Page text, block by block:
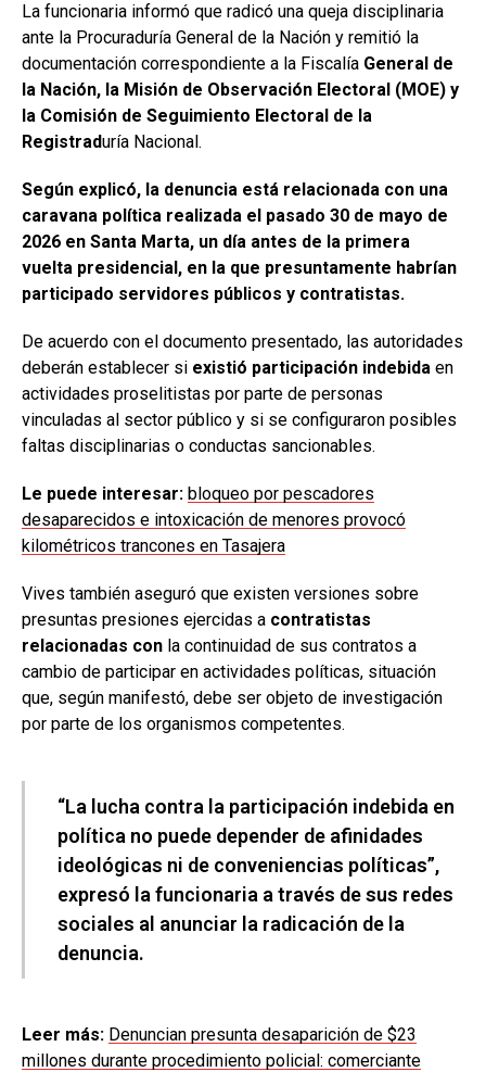
La funcionaria informó que radicó una queja disciplinaria
ante la Procuraduría General de la Nación y remitió la
documentación correspondiente a la Fiscalía General de
la Nación, la Misión de Observación Electoral (MOE) y
la Comisión de Seguimiento Electoral de la
Registraduría Nacional.
Según explicó, la denuncia está relacionada con una
caravana política realizada el pasado 30 de mayo de
2026 en Santa Marta, un día antes de la primera
vuelta presidencial, en la que presuntamente habrían
participado servidores públicos y contratistas.
De acuerdo con el documento presentado, las autoridades
deberán establecer si existió participación indebida en
actividades proselitistas por parte de personas
vinculadas al sector público y si se configuraron posibles
faltas disciplinarias o conductas sancionables.
Le puede interesar: bloqueo por pescadores
desaparecidos e intoxicación de menores provocó
kilométricos trancones en Tasajera
Vives también aseguró que existen versiones sobre
presuntas presiones ejercidas a contratistas
relacionadas con la continuidad de sus contratos a
cambio de participar en actividades políticas, situación
que, según manifestó, debe ser objeto de investigación
por parte de los organismos competentes.
“La lucha contra la participación indebida en
política no puede depender de afinidades
ideológicas ni de conveniencias políticas”,
expresó la funcionaria a través de sus redes
sociales al anunciar la radicación de la
denuncia.
Leer más: Denuncian presunta desaparición de $23
millones durante procedimiento policial: comerciante